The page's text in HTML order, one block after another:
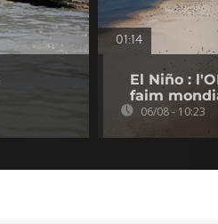
01:14
El Niño :
faim
06/08 - 10:23